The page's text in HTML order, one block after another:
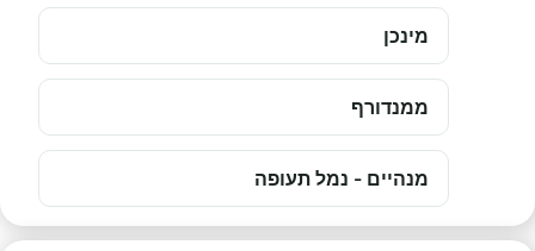
מינכן
ממנדורף
מנהיים - נמל תעופה